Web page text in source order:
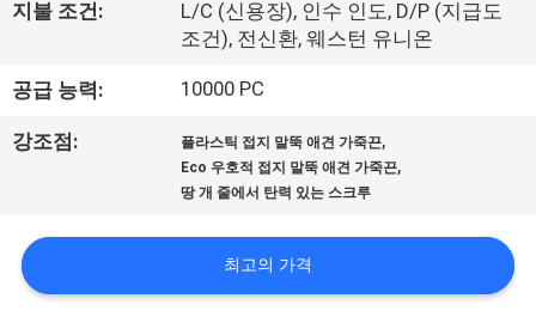
여
공
장
행
지불 조건:
L/C (신용장), 인수 인도, D/P (지급도
조건), 전신환, 웨스턴 유니온
공급 능력: 10000 PC
강조점: 플라스틱 접지 말뚝 애견 가죽끈,
Eco 우호적 접지 말뚝 애견 가죽끈,
땅 개 줄에서 탄력 있는 스크루
최고의 가격